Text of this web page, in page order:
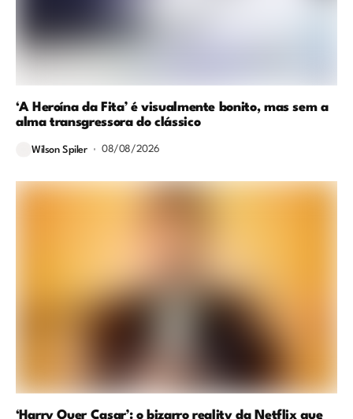
‘A Heroína da Fita’ é visualmente bonito, mas sem a
alma transgressora do clássico
Wilson Spiler 08/08/2026
‘Harry Quer Casar’: o bizarro reality da Netflix que